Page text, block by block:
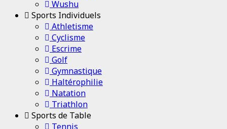
Wushu
Sports Individuels
Athletisme
Cyclisme
Escrime
Golf
Gymnastique
Haltérophilie
Natation
Triathlon
Sports de Table
Tennis